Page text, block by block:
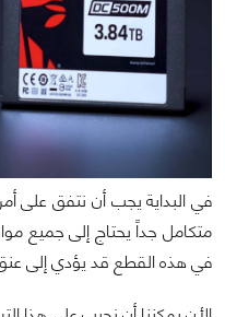
في البداية يجب أن نتفق على
متكامل جداً يحتاج إلى جميع
في هذه القطع قد يؤدي إلى